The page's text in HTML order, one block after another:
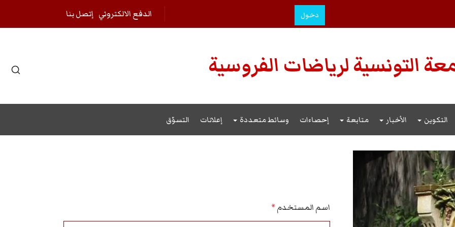
دخول إتصل بنا الدفع الالكتروني
التونسية لرياضات الفروسية
التكوين الأخبار متابعة إحصاءات وسائط متعددة إعلانات التسوّق
اسم المستخدم*